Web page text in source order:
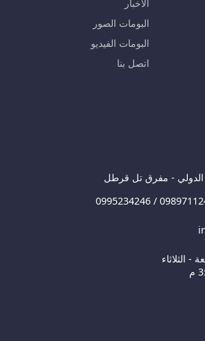
الأخبار
البومات الصور
البومات الفيديو
اتصل بنا
- مفرق تل قرطل
0995234246 /
- الثلاثاء